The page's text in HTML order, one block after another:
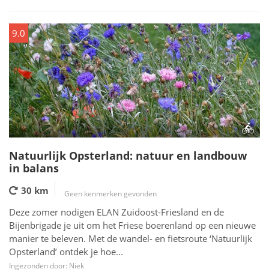
9.0
Natuurlijk Opsterland: natuur en landbouw
in balans
30 km Geen kenmerken gevonden
Deze zomer nodigen ELAN Zuidoost-Friesland en de
Bijenbrigade je uit om het Friese boerenland op een nieuwe
manier te beleven. Met de wandel- en fietsroute ‘Natuurlijk
Opsterland’ ontdek je hoe...
Ingezonden door: Niek